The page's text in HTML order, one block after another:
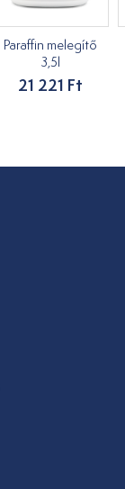
Paraffin melegítő
3,5l
21 221 Ft